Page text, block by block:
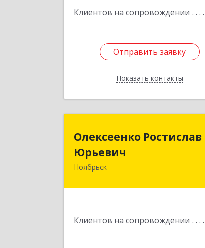
Клиентов на сопровождении
Отправить заявку
Показать контакты
Отправить заявку
Назад
Олексеенко Ростислав
Юрьевич
Ноябрьск
Клиентов на сопровождении